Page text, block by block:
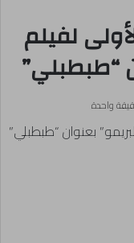
لفيلم
“طبطبلي”
واحدة